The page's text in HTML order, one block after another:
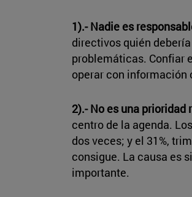
1).- Nadie es
directivos quién
problemáticas. Confiar
operar con información
2).- No es una prioridad
centro de la agenda.
dos veces; y el 31%,
consigue. La causa es
importante.